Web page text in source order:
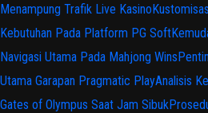
Menampung Trafik Live Kasino
Kebutuhan Pada Platform PG Soft
Navigasi Utama Pada Mahjong Wins
Utama Garapan Pragmatic PlayAnalisis
Gates of Olympus Saat Jam Sibuk